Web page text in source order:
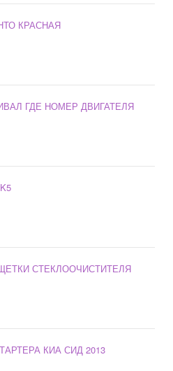
КРАСНАЯ
ГДЕ НОМЕР ДВИГАТЕЛЯ
ЩЕТКИ СТЕКЛООЧИСТИТЕЛЯ
КИА СИД 2013